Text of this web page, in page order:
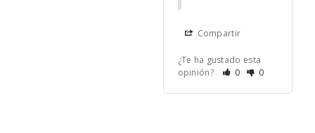
Compartir
¿Te ha gustado esta
opinión?
0 0